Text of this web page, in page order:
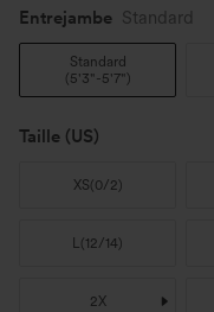
Entrejambe️ Standard
Standard
(5'3"-5'7")
Taille (US)
XS(0/2)
L(12/14)
2X